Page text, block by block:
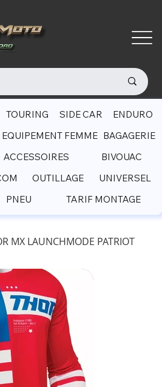
MX LAUNCHMODE PATRIOT
TOURING SIDE CAR
ENDURO
EQUIPEMENT FEMME BAGAGERIE
ACCESSOIRES
BIVOUAC
OUTILLAGE
UNIVERSEL
PNEU TARIF MONTAGE